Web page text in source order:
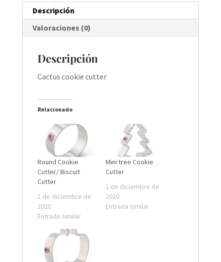
Descripción
Valoraciones (0)
Descripción
Cactus cookie cutter
Relacionado
Round Cookie
Cutter/ Biscuit
Cutter
1 de diciembre de
2020
Entrada similar
Mini tree Cookie
Cutter
1 de diciembre de
2020
Entrada similar